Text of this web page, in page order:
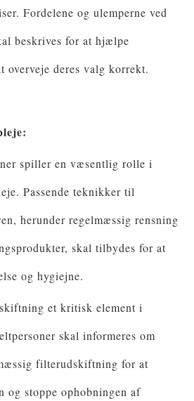
Fordelene og ulemperne ved
beskrives for at hjælpe
overveje deres valg korrekt.
spiller en væsentlig rolle i
Passende teknikker til
herunder regelmæssig rensning
skal tilbydes for at
og hygiejne.
et kritisk element i
skal informeres om
filterudskiftning for at
og stoppe ophobningen af